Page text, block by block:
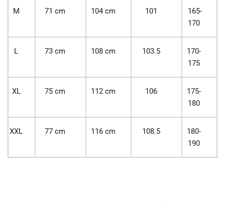
M 71 cm 104 cm 101
165-
170
L 73 cm 108 cm 103.5
170-
175
XL 75 cm 112 cm 106
175-
180
XXL 77 cm 116 cm 108.5
180-
190